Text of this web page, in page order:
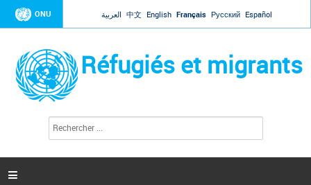
Jump to navigation
ONU العربية 中文 English Français Русский Español
Réfugiés et migrants
c
